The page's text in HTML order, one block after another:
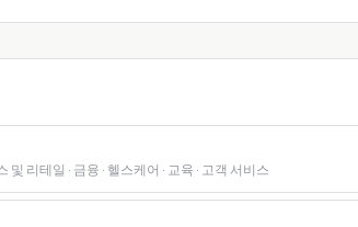
리테일 · 금융 · 헬스케어 · 교육 · 고객 서비스